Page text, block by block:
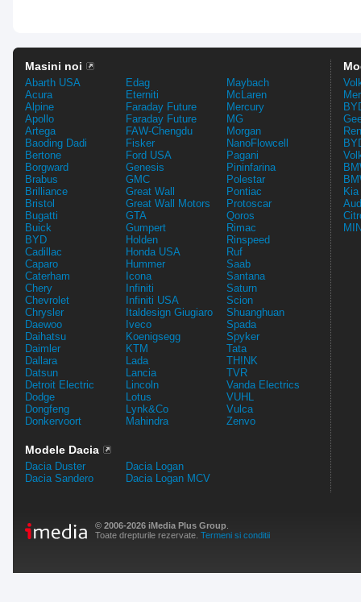
Masini noi
Abarth USA
Acura
Alpine
Apollo
Artega
Baoding Dadi
Bertone
Borgward
Brabus
Brilliance
Bristol
Bugatti
Buick
BYD
Cadillac
Caparo
Caterham
Chery
Chevrolet
Chrysler
Daewoo
Daihatsu
Daimler
Dallara
Datsun
Detroit Electric
Dodge
Dongfeng
Donkervoort
Edag
Eterniti
Faraday Future
Faraday Future
FAW-Chengdu
Fisker
Ford USA
Genesis
GMC
Great Wall
Great Wall Motors
GTA
Gumpert
Holden
Honda USA
Hummer
Icona
Infiniti
Infiniti USA
Italdesign Giugiaro
Iveco
Koenigsegg
KTM
Lada
Lancia
Lincoln
Lotus
Lynk&Co
Mahindra
Maybach
McLaren
Mercury
MG
Morgan
NanoFlowcell
Pagani
Pininfarina
Polestar
Pontiac
Protoscar
Qoros
Rimac
Rinspeed
Ruf
Saab
Santana
Saturn
Scion
Shuanghuan
Spada
Spyker
Tata
TH!NK
TVR
Vanda Electrics
VUHL
Vulca
Zenvo
Modele Dacia
Dacia Duster
Dacia Sandero
Dacia Logan
Dacia Logan MCV
© 2006-2026 iMedia Plus Group
Toate drepturile rezervate. Termeni si conditii